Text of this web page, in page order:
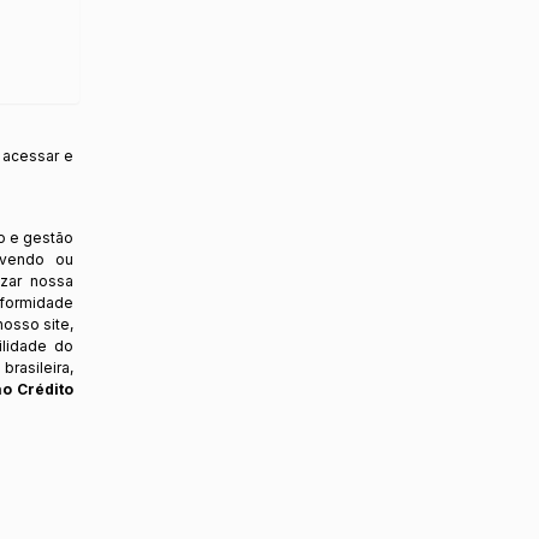
e
e gestão
ou
nossa
site,
do
Crédito